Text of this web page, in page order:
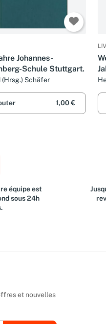
Johannes-
Schule Stuttgart.
Schäfer
1,00 €
équipe est
sous 24h
et nouvelles